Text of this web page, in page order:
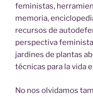
feministas,
memoria,
recursos de
perspectiva
jardines de plantas
técnicas para la vida
No nos olvidamos